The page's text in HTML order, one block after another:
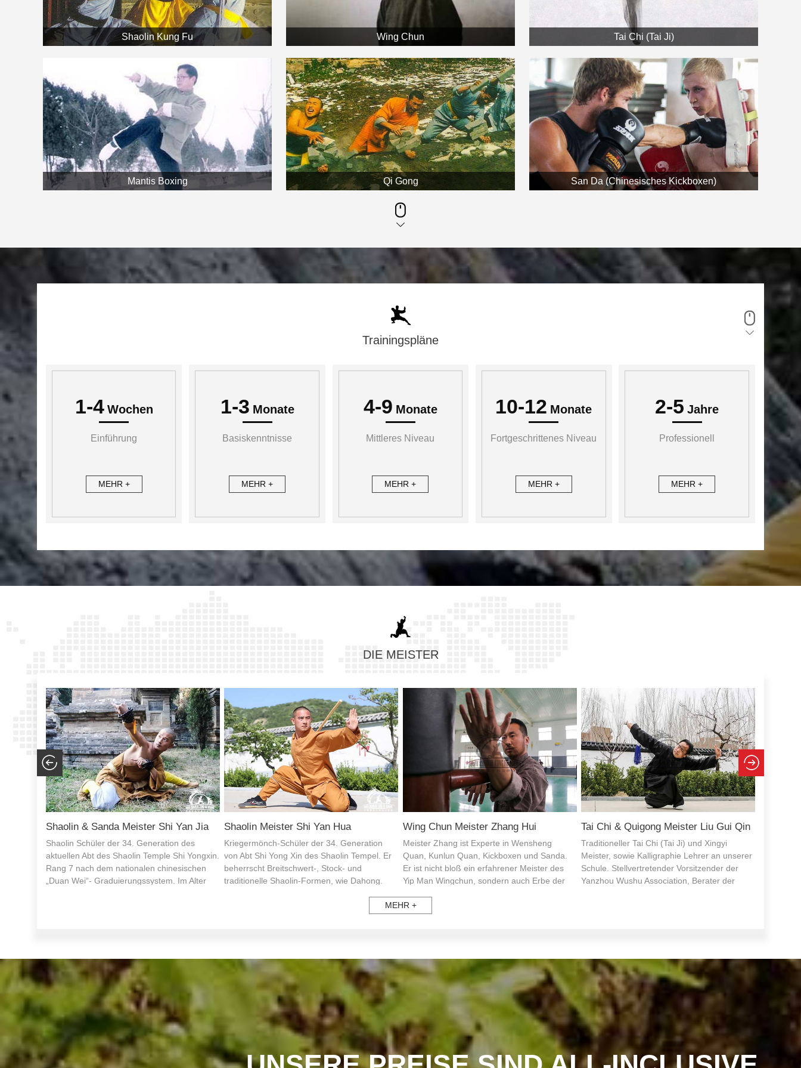
Shaolin Kung Fu Wing Chun Tai Chi (Tai Ji)
Mantis Boxing Qi Gong San Da (Chinesisches Kickboxen)
Trainingspläne
1-4 Wochen
Einführung
MEHR +
1-3 Monate
Basiskenntnisse
MEHR +
4-9 Monate
Mittleres Niveau
MEHR +
10-12 Monate
Fortgeschrittenes Niveau
MEHR +
2-5 Jahre
Professionell
MEHR +
DIE MEISTER
Wing Chun Meister Zhang Hui
Meister Zhang ist Experte in Wensheng
Quan, Kunlun Quan, Kickboxen und Sanda.
Er ist nicht bloß ein erfahrener Meister des
Yip Man Wingchun, sondern auch Erbe der
Tai Chi & Quigong Meister Liu Gui Qin
Traditioneller Tai Chi (Tai Ji) und Xingyi
Meister, sowie Kalligraphie Lehrer an unserer
Schule. Stellvertretender Vorsitzender der
Yanzhou Wushu Association, Berater der
der Chinese National Wushu Association. Er
Mantis Fist Meister Zhang Xian Hua
Traditioneller Mantis Fist Meister und Gründer
von Honglian Mantis Fist. Erbe der 7.
Generation des chinesischen Mantis Fist,
erstgradiger Kampfsportlehrer und Duan Wei
Shaolin & Sanda Meister Shi Yan Song
Meister Shi Yan Song, Kriegermönch der 34.
Generation, ist erstgradiger Nationalsportler
und trägt den 6. Rang nach dem Duan Wei
Graduierungssystem.
MEHR +